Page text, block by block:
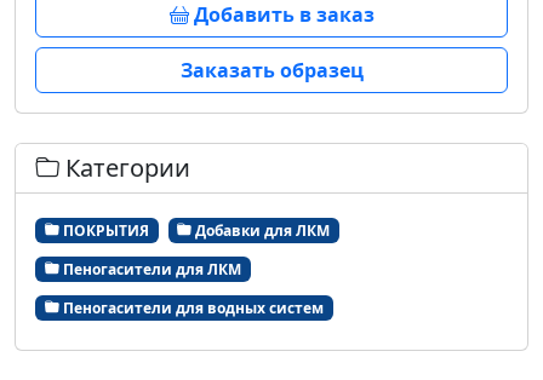
Добавить в заказ
Заказать образец
Категории
ПОКРЫТИЯ
Добавки для ЛКМ
Пеногасители для ЛКМ
Пеногасители для водных систем